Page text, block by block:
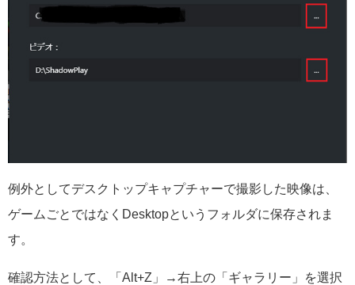
例外としてデスクトップキャプチャーで撮影した映像は、
ゲームごとではなくDesktopというフォルダに保存されま
す。
確認方法として、「Alt+Z」→右上の「ギャラリー」を選択